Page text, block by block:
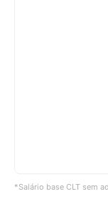
*Salário base CLT sem